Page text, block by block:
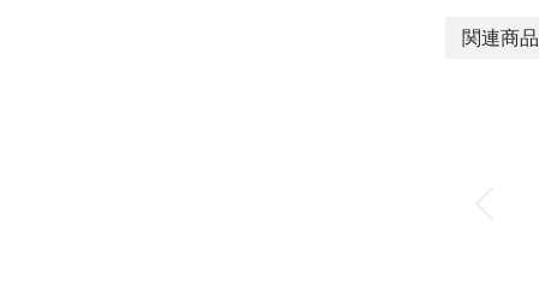
関連商品